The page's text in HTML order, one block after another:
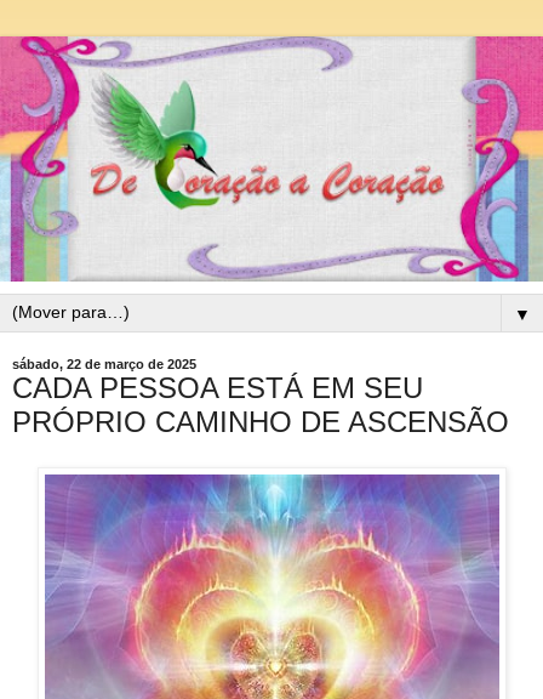
▼
sábado, 22 de março de 2025
CADA PESSOA ESTÁ EM SEU
PRÓPRIO CAMINHO DE ASCENSÃO